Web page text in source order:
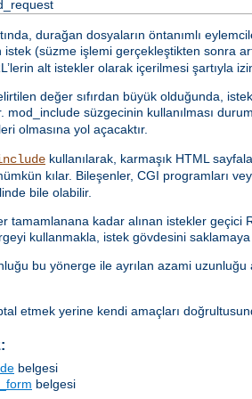
durağan dosyaların öntanımlı
istek (süzme işlemi gerçekleştikten sonra
alt istekler olarak içerilmesi şartıyla
değer sıfırdan büyük olduğunda,
mod_include süzgecinin kullanılması
olmasına yol açacaktır.
kullanılarak, karmaşık HTML
kılar. Bileşenler, CGI programları
bile olabilir.
tamamlanana kadar alınan istekler geçici
kullanmakla, istek gövdesini
bu yönerge ile ayrılan azami
etmek yerine kendi amaçları
belgesi
belgesi